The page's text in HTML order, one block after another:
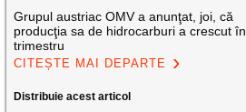
Grupul austriac OMV a anunţat, joi, că
producţia sa de hidrocarburi a crescut în
trimestru
CITEȘTE MAI DEPARTE
Distribuie acest articol